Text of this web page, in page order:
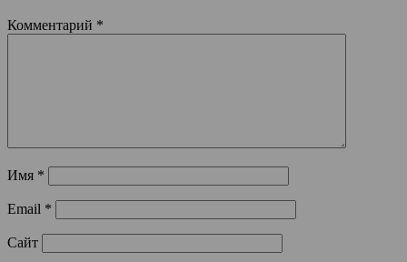
Комментарий *
Имя *
Email *
Сайт